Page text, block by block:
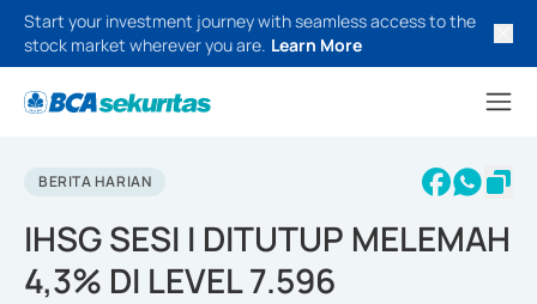
Start your investment journey with seamless access to the
stock market wherever you are. Learn More
BERITA HARIAN
IHSG SESI I DITUTUP MELEMAH
4,3% DI LEVEL 7.596